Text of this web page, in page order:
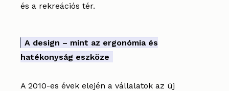
és a rekreációs tér.
A design – mint az ergonómia és
hatékonyság eszköze
A 2010-es évek elején a vállalatok az új